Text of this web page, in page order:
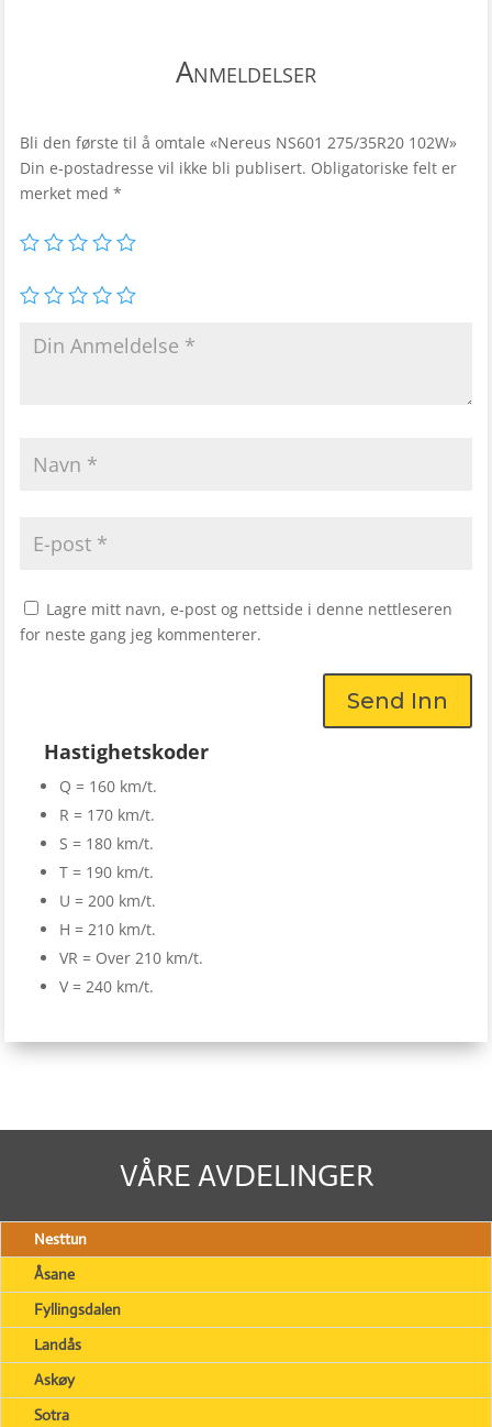
Anmeldelser
Bli den første til å omtale «Nereus NS601 275/35R20 102W»
Din e-postadresse vil ikke bli publisert. Obligatoriske felt er
merket med *
Lagre mitt navn, e-post og nettside i denne nettleseren
for neste gang jeg kommenterer.
Send Inn
Hastighetskoder
Q = 160 km/t.
R = 170 km/t.
S = 180 km/t.
T = 190 km/t.
U = 200 km/t.
H = 210 km/t.
VR = Over 210 km/t.
V = 240 km/t.
VÅRE AVDELINGER
Nesttun
Åsane
Fyllingsdalen
Landås
Askøy
Sotra